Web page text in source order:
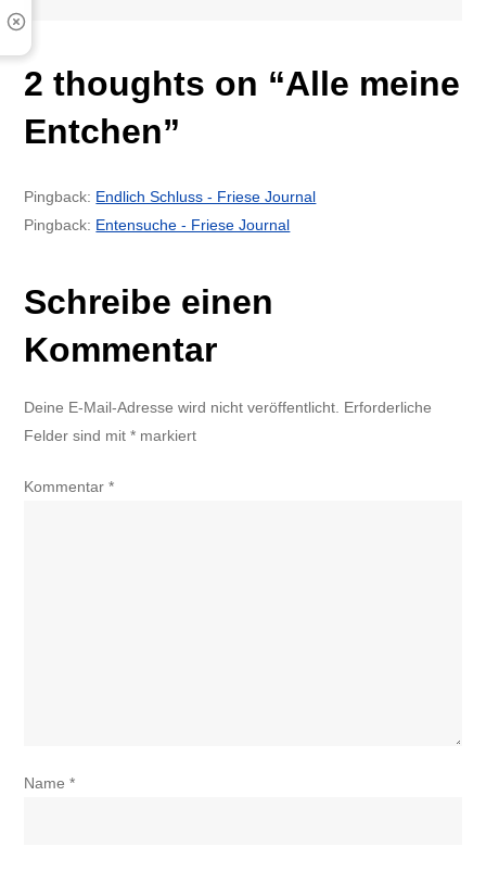
2 thoughts on “Alle meine
Entchen”
Pingback: Endlich Schluss - Friese Journal
Pingback: Entensuche - Friese Journal
Schreibe einen
Kommentar
Deine E-Mail-Adresse wird nicht veröffentlicht. Erforderliche
Felder sind mit* markiert
Kommentar*
Name*